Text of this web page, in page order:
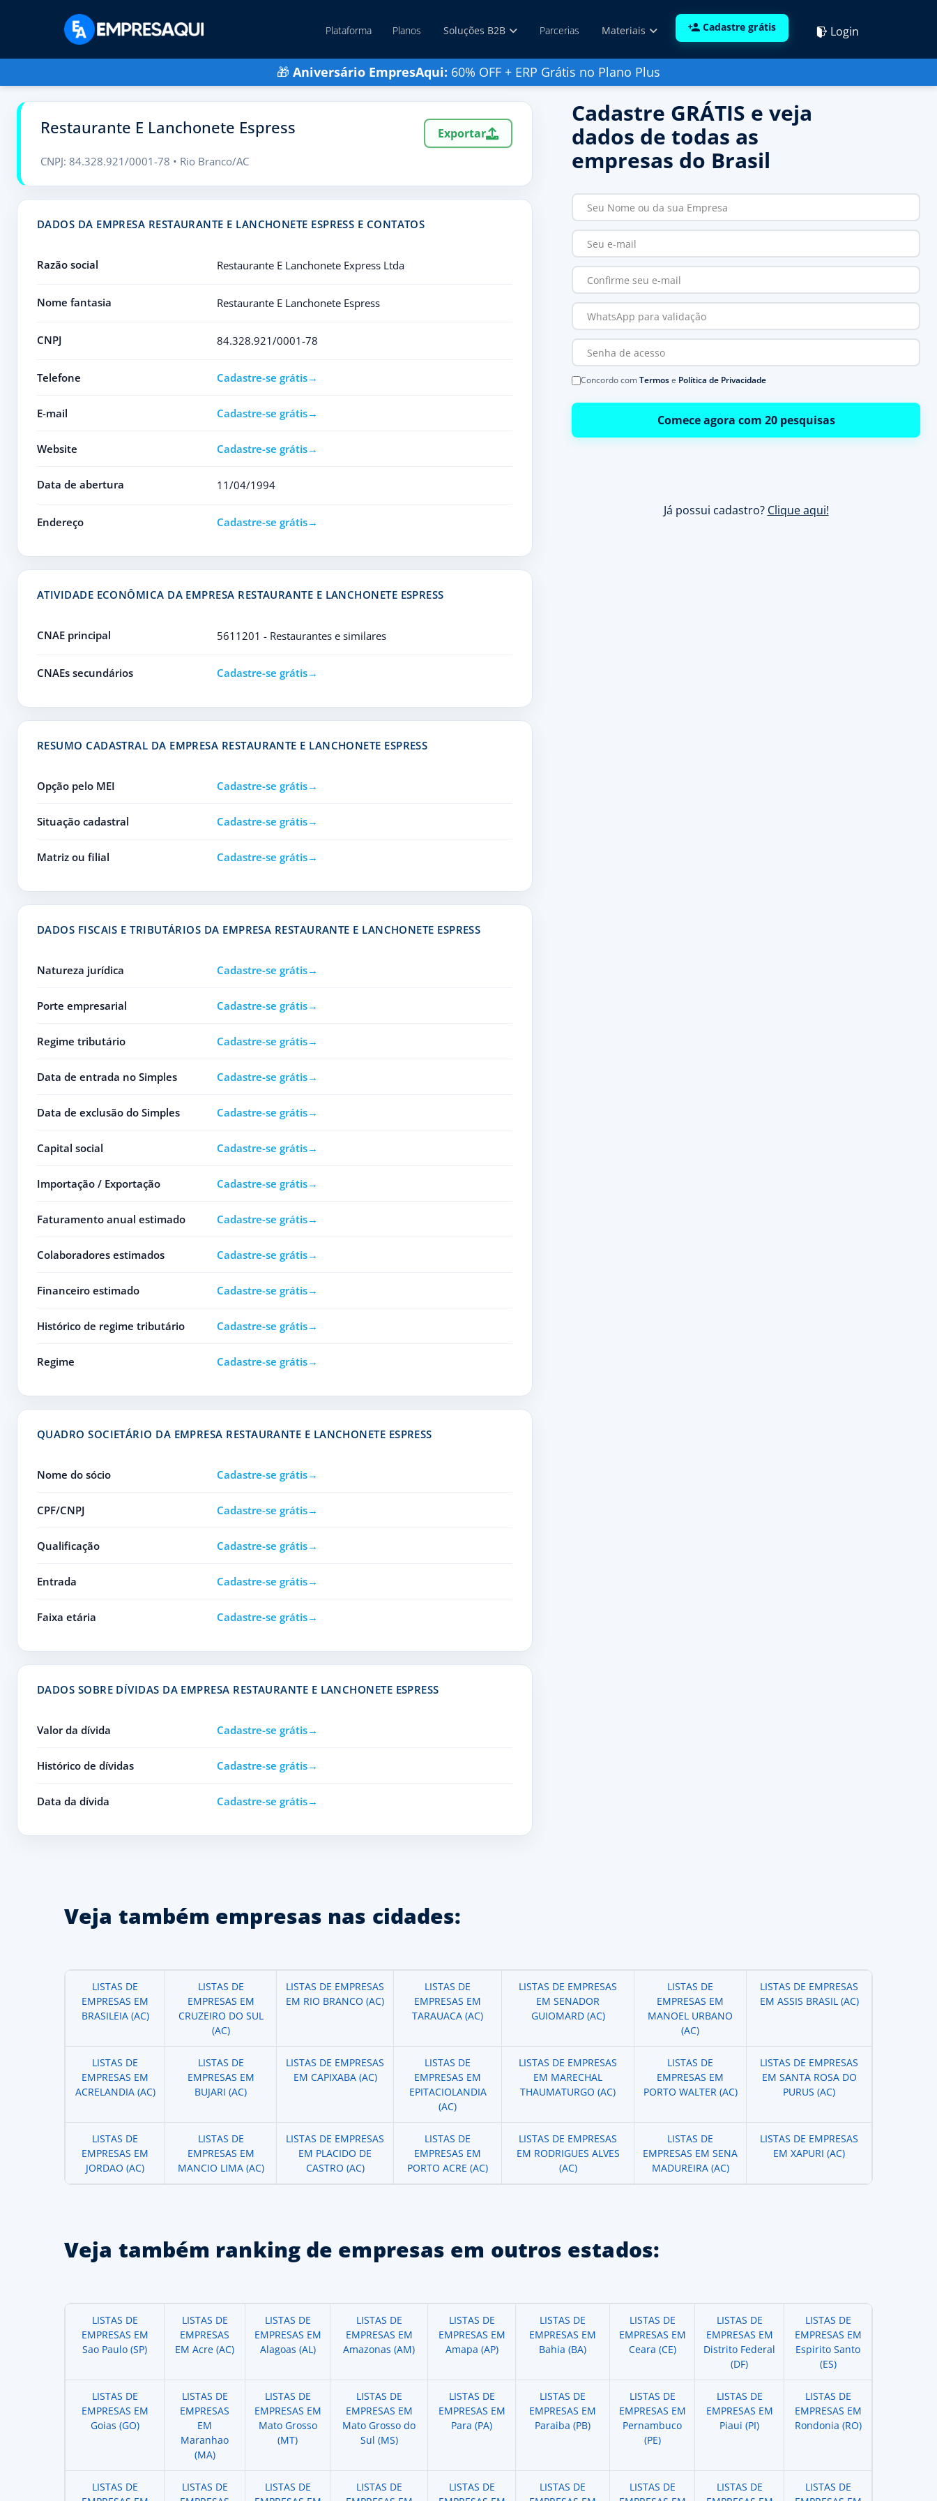
Plataforma Planos Soluções B2B Parcerias Materiais Cadastre grátis Login
🎁 Aniversário EmpresAqui: 60% OFF + ERP Grátis no Plano Plus
Restaurante E Lanchonete Espress Exportar
CNPJ: 84.328.921/0001-78 • Rio Branco/AC
DADOS DA EMPRESA RESTAURANTE E LANCHONETE ESPRESS E CONTATOS
Razão social Restaurante E Lanchonete Express Ltda
Nome fantasia Restaurante E Lanchonete Espress
CNPJ 84.328.921/0001-78
Telefone Cadastre-se grátis
E-mail Cadastre-se grátis
Website Cadastre-se grátis
Data de abertura 11/04/1994
Endereço Cadastre-se grátis
ATIVIDADE ECONÔMICA DA EMPRESA RESTAURANTE E LANCHONETE ESPRESS
CNAE principal 5611201 - Restaurantes e similares
CNAEs secundários Cadastre-se grátis
RESUMO CADASTRAL DA EMPRESA RESTAURANTE E LANCHONETE ESPRESS
Opção pelo MEI Cadastre-se grátis
Situação cadastral Cadastre-se grátis
Matriz ou filial Cadastre-se grátis
DADOS FISCAIS E TRIBUTÁRIOS DA EMPRESA RESTAURANTE E LANCHONETE ESPRESS
Natureza jurídica Cadastre-se grátis
Porte empresarial Cadastre-se grátis
Regime tributário Cadastre-se grátis
Data de entrada no Simples Cadastre-se grátis
Data de exclusão do Simples Cadastre-se grátis
Capital social Cadastre-se grátis
Importação / Exportação Cadastre-se grátis
Faturamento anual estimado Cadastre-se grátis
Colaboradores estimados Cadastre-se grátis
Financeiro estimado Cadastre-se grátis
Histórico de regime tributário Cadastre-se grátis
Regime Cadastre-se grátis
QUADRO SOCIETÁRIO DA EMPRESA RESTAURANTE E LANCHONETE ESPRESS
Nome do sócio Cadastre-se grátis
CPF/CNPJ Cadastre-se grátis
Qualificação Cadastre-se grátis
Entrada Cadastre-se grátis
Faixa etária Cadastre-se grátis
DADOS SOBRE DÍVIDAS DA EMPRESA RESTAURANTE E LANCHONETE ESPRESS
Valor da dívida Cadastre-se grátis
Histórico de dívidas Cadastre-se grátis
Data da dívida Cadastre-se grátis
Cadastre GRÁTIS e veja
dados de todas as
empresas do Brasil
Concordo comTermose Política de Privacidade
Comece agora com 20 pesquisas
Já possui cadastro? Clique aqui!
Veja também empresas nas cidades:
LISTAS DE
EMPRESAS EM
BRASILEIA (AC)
LISTAS DE
EMPRESAS EM
CRUZEIRO DO SUL
(AC)
LISTAS DE EMPRESAS
EM RIO BRANCO (AC)
LISTAS DE
EMPRESAS EM
TARAUACA (AC)
LISTAS DE EMPRESAS
EM SENADOR
GUIOMARD (AC)
LISTAS DE
EMPRESAS EM
MANOEL URBANO
(AC)
LISTAS DE EMPRESAS
EM ASSIS BRASIL (AC)
LISTAS DE
EMPRESAS EM
ACRELANDIA (AC)
LISTAS DE
EMPRESAS EM
BUJARI (AC)
LISTAS DE EMPRESAS
EM CAPIXABA (AC)
LISTAS DE
EMPRESAS EM
EPITACIOLANDIA
(AC)
LISTAS DE EMPRESAS
EM MARECHAL
THAUMATURGO (AC)
LISTAS DE
EMPRESAS EM
PORTO WALTER (AC)
LISTAS DE EMPRESAS
EM SANTA ROSA DO
PURUS (AC)
LISTAS DE
EMPRESAS EM
JORDAO (AC)
LISTAS DE
EMPRESAS EM
MANCIO LIMA (AC)
LISTAS DE EMPRESAS
EM PLACIDO DE
CASTRO (AC)
LISTAS DE
EMPRESAS EM
PORTO ACRE (AC)
LISTAS DE EMPRESAS
EM RODRIGUES ALVES
(AC)
LISTAS DE
EMPRESAS EM SENA
MADUREIRA (AC)
LISTAS DE EMPRESAS
EM XAPURI (AC)
Veja também ranking de empresas em outros estados:
LISTAS DE
EMPRESAS EM
Sao Paulo (SP)
LISTAS DE
EMPRESAS
EM Acre (AC)
LISTAS DE
EMPRESAS EM
Alagoas (AL)
LISTAS DE
EMPRESAS EM
Amazonas (AM)
LISTAS DE
EMPRESAS EM
Amapa (AP)
LISTAS DE
EMPRESAS EM
Bahia (BA)
LISTAS DE
EMPRESAS EM
Ceara (CE)
LISTAS DE
EMPRESAS EM
Distrito Federal
(DF)
LISTAS DE
EMPRESAS EM
Espirito Santo
(ES)
LISTAS DE
EMPRESAS EM
Goias (GO)
LISTAS DE
EMPRESAS
EM
Maranhao
(MA)
LISTAS DE
EMPRESAS EM
Mato Grosso
(MT)
LISTAS DE
EMPRESAS EM
Mato Grosso do
Sul (MS)
LISTAS DE
EMPRESAS EM
Para (PA)
LISTAS DE
EMPRESAS EM
Paraiba (PB)
LISTAS DE
EMPRESAS EM
Pernambuco
(PE)
LISTAS DE
EMPRESAS EM
Piaui (PI)
LISTAS DE
EMPRESAS EM
Rondonia (RO)
LISTAS DE
LISTAS DE
LISTAS DE
LISTAS DE
LISTAS DE
LISTAS DE
LISTAS DE
LISTAS DE
LISTAS DE